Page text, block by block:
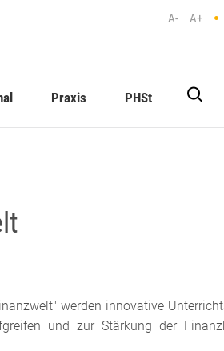
A- A+
Praxis PHSt
werden innovative
und zur Stärkung der